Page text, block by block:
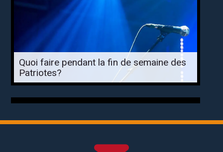
Quoi faire pendant la fin de semaine des
Patriotes?